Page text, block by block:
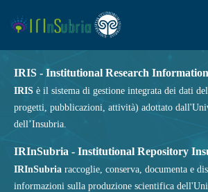
IRIS - Institutional Research
IRIS è il sistema di gestione integrata dei dati
progetti, pubblicazioni, attività) adottato
dell’Insubria.
IRInSubria - Institutional Repository
IRInSubria raccoglie, conserva, documenta e
informazioni sulla produzione scientifica